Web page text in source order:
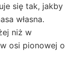
się tak, jakby
własna.
niż w
osi pionowej o